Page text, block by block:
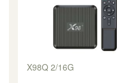
X98Q 2/16G